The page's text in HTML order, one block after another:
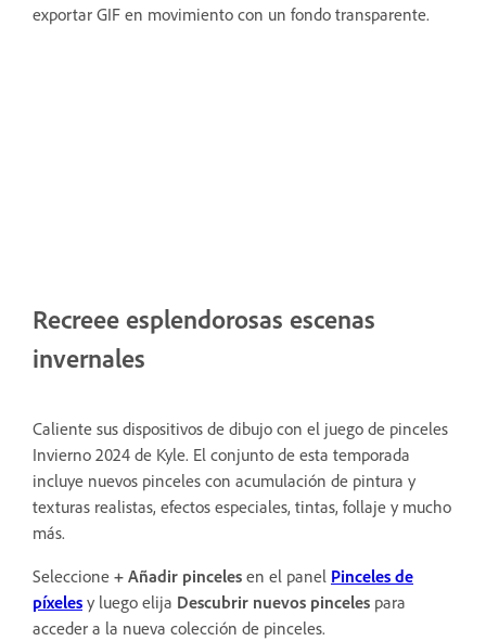
exportar GIF en movimiento con un fondo transparente.
Recreee esplendorosas escenas
invernales
Caliente sus dispositivos de dibujo con el juego de pinceles
Invierno 2024 de Kyle. El conjunto de esta temporada
incluye nuevos pinceles con acumulación de pintura y
texturas realistas, efectos especiales, tintas, follaje y mucho
más.
Seleccione + Añadir pinceles en el panel Pinceles de
píxeles y luego elija Descubrir nuevos pinceles para
acceder a la nueva colección de pinceles.